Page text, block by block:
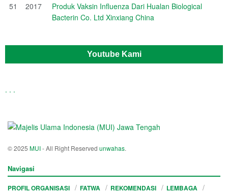
51
2017
Produk Vaksin Influenza Dari Hualan Biological
Bacterin Co. Ltd Xinxiang China
Youtube Kami
. . .
© 2025 MUI- All Right Reserved unwahas.
Navigasi
PROFIL ORGANISASI FATWA REKOMENDASI
LEMBAGA